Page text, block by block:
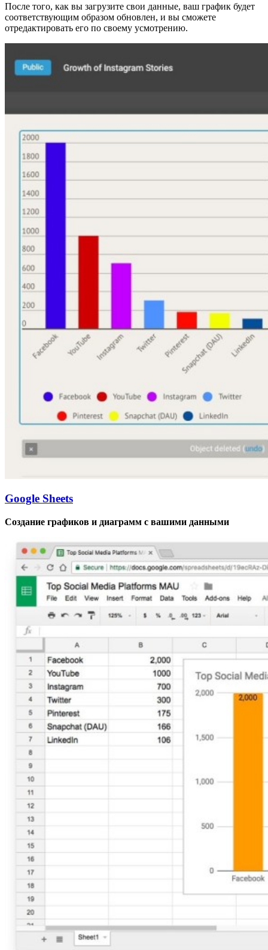
После того, как вы загрузите свои данные, ваш график будет
соответствующим образом обновлен, и вы сможете
отредактировать его по своему усмотрению.
Google Sheets
Создание графиков и диаграмм с вашими данными